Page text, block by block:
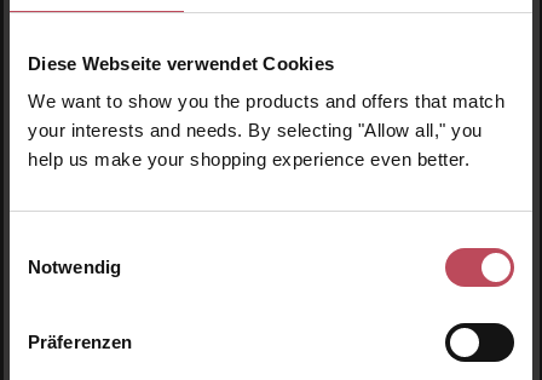
Diese Webseite verwendet Cookies
We want to show you the products and offers that match
your interests and needs. By selecting "Allow all," you
help us make your shopping experience even better.
Notwendig
Präferenzen